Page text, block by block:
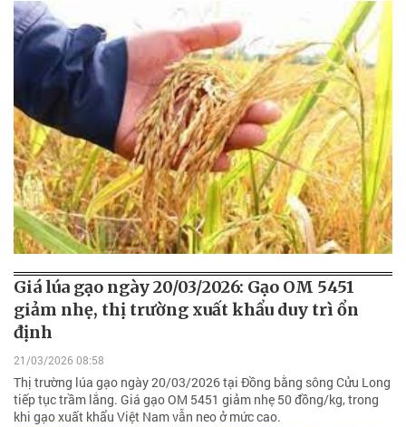
Giá lúa gạo ngày 20/03/2026: Gạo OM 5451
giảm nhẹ, thị trường xuất khẩu duy trì ổn
định
21/03/2026 08:58
Thị trường lúa gạo ngày 20/03/2026 tại Đồng bằng sông Cửu Long
tiếp tục trầm lắng. Giá gạo OM 5451 giảm nhẹ 50 đồng/kg, trong
khi gạo xuất khẩu Việt Nam vẫn neo ở mức cao.